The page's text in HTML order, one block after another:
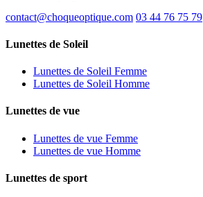
contact@choqueoptique.com 03 44 76 75 79
Lunettes de Soleil
Lunettes de Soleil Femme
Lunettes de Soleil Homme
Lunettes de vue
Lunettes de vue Femme
Lunettes de vue Homme
Lunettes de sport